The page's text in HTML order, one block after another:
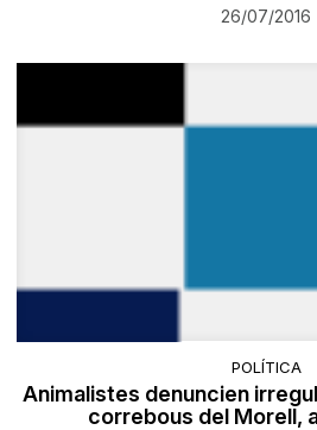
26/07/2016
POLÍTICA
Animalistes denuncien
correbous del Morell,